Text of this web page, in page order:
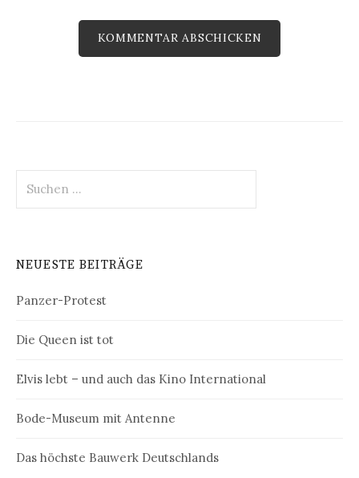
nach:
NEUESTE BEITRÄGE
Panzer-Protest
Die Queen ist tot
Elvis lebt – und auch das Kino International
Bode-Museum mit Antenne
Das höchste Bauwerk Deutschlands